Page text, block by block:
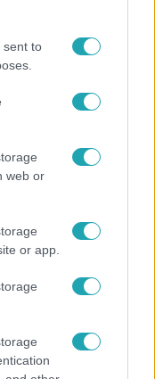
sent to
web or
or app.
- Édesapja
városokban a